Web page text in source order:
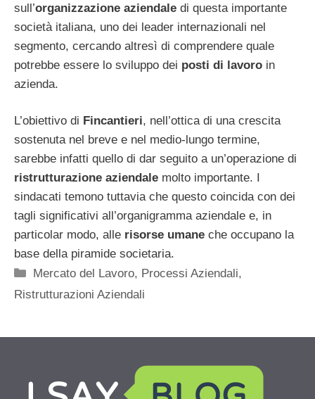
sull’organizzazione aziendale di questa importante
società italiana, uno dei leader internazionali nel
segmento, cercando altresì di comprendere quale
potrebbe essere lo sviluppo dei posti di lavoro in
azienda.
L’obiettivo di Fincantieri, nell’ottica di una crescita
sostenuta nel breve e nel medio-lungo termine,
sarebbe infatti quello di dar seguito a un’operazione di
ristrutturazione aziendale molto importante. I
sindacati temono tuttavia che questo coincida con dei
tagli significativi all’organigramma aziendale e, in
particolar modo, alle risorse umane che occupano la
base della piramide societaria.
Categorie
Mercato del Lavoro, Processi Aziendali,
Ristrutturazioni Aziendali